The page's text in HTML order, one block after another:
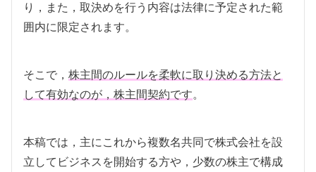
り，また，取決めを行う内容は法律に予定された範
囲内に限定されます。
そこで， 株主間のルールを柔軟に取り決める方法と
して有効なのが，株主間契約です。
本稿では，主にこれから複数名共同で株式会社を設
立してビジネスを開始する方や，少数の株主で構成